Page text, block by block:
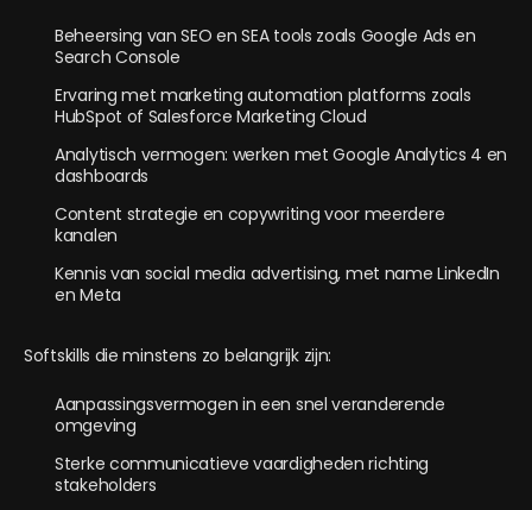
Beheersing van SEO en SEA tools zoals Google Ads en
Search Console
Ervaring met marketing automation platforms zoals
HubSpot of Salesforce Marketing Cloud
Analytisch vermogen: werken met Google Analytics 4 en
dashboards
Content strategie en copywriting voor meerdere
kanalen
Kennis van social media advertising, met name LinkedIn
en Meta
Softskills die minstens zo belangrijk zijn:
Aanpassingsvermogen in een snel veranderende
omgeving
Sterke communicatieve vaardigheden richting
stakeholders